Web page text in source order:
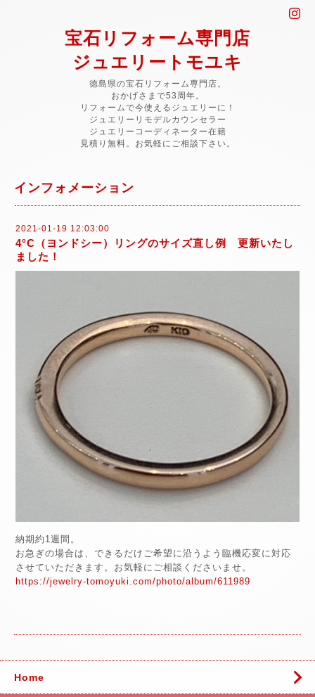
宝石リフォーム専門店
ジュエリートモユキ
徳島県の宝石リフォーム専門店。
おかげさまで53周年。
リフォームで今使えるジュエリーに！
ジュエリーリモデルカウンセラー
ジュエリーコーディネーター在籍
見積り無料。お気軽にご相談下さい。
インフォメーション
2021-01-19 12:03:00
4°C（ヨンドシー）リングのサイズ直し例 更新いたし
ました！
納期約1週間。
お急ぎの場合は、できるだけご希望に沿うよう臨機応変に対応
させていただきます。お気軽にご相談くださいませ。
https://jewelry-tomoyuki.com/photo/album/611989
Home